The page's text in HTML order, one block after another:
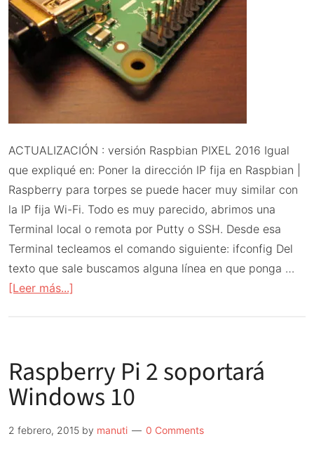
ACTUALIZACIÓN : versión Raspbian PIXEL 2016 Igual
que expliqué en: Poner la dirección IP fija en Raspbian |
Raspberry para torpes se puede hacer muy similar con
la IP fija Wi-Fi. Todo es muy parecido, abrimos una
Terminal local o remota por Putty o SSH. Desde esa
Terminal tecleamos el comando siguiente: ifconfig Del
texto que sale buscamos alguna línea en que ponga …
[Leer más...]
dirección
fija
Wi-
Raspberry Pi 2 soportará
Windows 10
2 febrero, 2015 by manuti 0 Comments